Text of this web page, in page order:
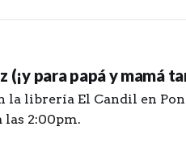
(¡y para papá y mamá
la librería El Candil en
las 2:00pm.